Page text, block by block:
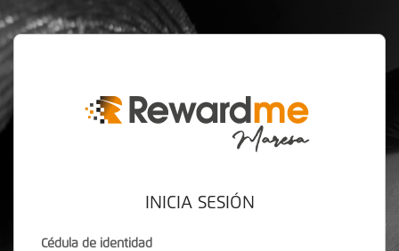
INICIA SESIÓN
Cédula de identidad